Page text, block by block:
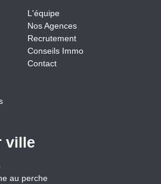
L'équipe
Nos Agences
Recrutement
Conseils Immo
Contact
ville
au perche